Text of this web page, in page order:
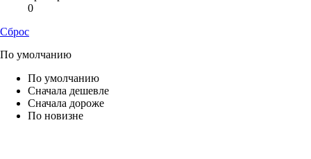
0
Сброс
По умолчанию
По умолчанию
Сначала дешевле
Сначала дороже
По новизне